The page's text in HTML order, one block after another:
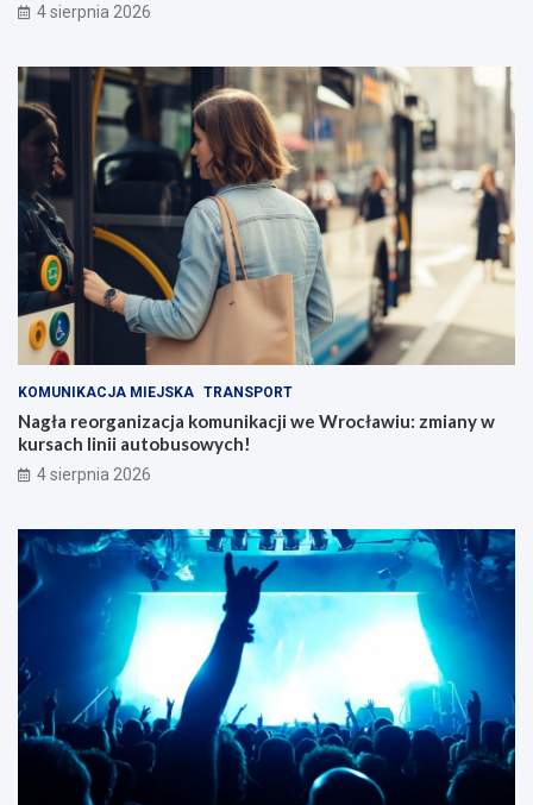
4 sierpnia 2026
KOMUNIKACJA MIEJSKA TRANSPORT
Nagła reorganizacja komunikacji we Wrocławiu: zmiany w
kursach linii autobusowych!
4 sierpnia 2026